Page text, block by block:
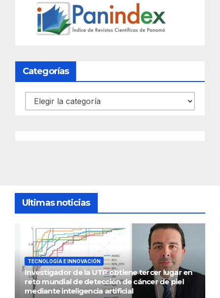
Categorías
Categorías
Ultimas noticias
TECNOLOGÍA E INNOVACIÓN
Investigador de la UTP obtiene tercer lugar en
reto mundial de detección de cáncer de piel
mediante inteligencia artificial